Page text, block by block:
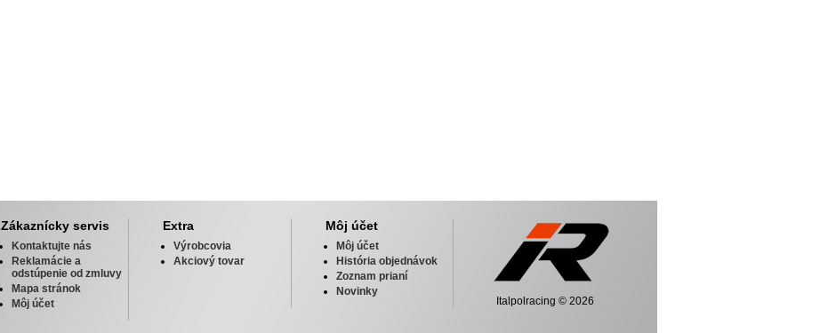
Zákaznícky servis
Kontaktujte nás
Reklamácie a
odstúpenie od zmluvy
Mapa stránok
Môj účet
Extra
Výrobcovia
Akciový tovar
Môj účet
Môj účet
História objednávok
Zoznam prianí
Novinky
Italpolracing © 2026